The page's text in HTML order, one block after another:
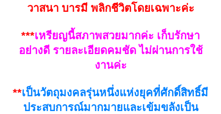
วาสนา บารมี พลิกชีวิตโดยเฉพาะค่ะ
***เหรียญนี้สภาพสวยมากค่ะ เก็บรักษา
อย่างดี รายละเอียดคมชัด ไม่ผ่านการใช้
งานค่ะ
**เป็นวัตถุมงคลรุ่นหนึ่งแห่งยุคที่ศักดิ์สิทธิ์มี
ประสบการณ์มากมายและเข้มขลังเป็น